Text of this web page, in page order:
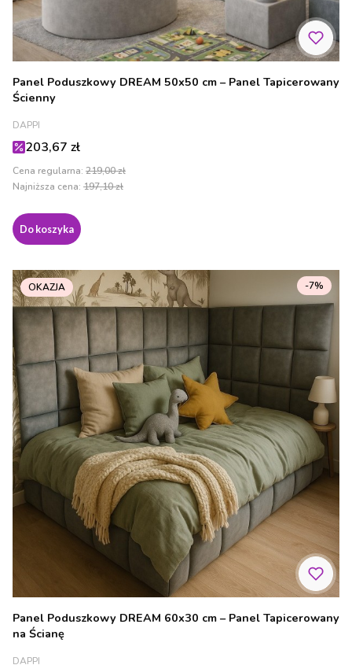
Panel Poduszkowy DREAM 50x50 cm – Panel Tapicerowany
Ścienny
PRODUCENT
DAPPI
Cena promocyjna
203,67 zł
Cena regularna: 219,00 zł
Najniższa cena: 197,10 zł
Do koszyka
OKAZJA
Panel Poduszkowy DREAM 60x30 cm – Panel Tapicerowany
na Ścianę
PRODUCENT
DAPPI
-7%